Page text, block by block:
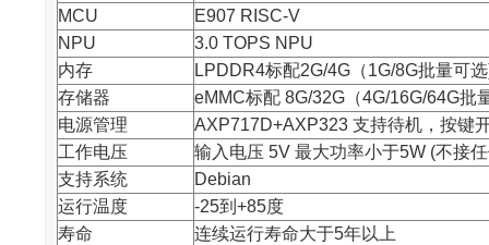
MCU
E907 RISC-V
NPU
3.0 TOPS NPU
内存
LPDDR4标配2G/4G（1G/8G批量可
存储器
eMMC标配 8G/32G（4G/16G/64G批
电源管理
AXP717D+AXP323 支持待机，按键
工作电压
输入电压 5V 最大功率小于5W (不接
支持系统
Debian
运行温度
-25到+85度
寿命
连续运行寿命大于5年以上